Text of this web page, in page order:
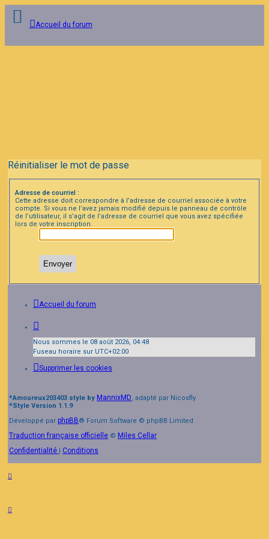
Accueil du forum
Réinitialiser le mot de passe
Adresse de courriel :
Cette adresse doit correspondre à l’adresse de courriel associée à votre
compte. Si vous ne l’avez jamais modifié depuis le panneau de contrôle
de l’utilisateur, il s’agit de l’adresse de courriel que vous avez spécifiée
lors de votre inscription.
Accueil du forum
Nous sommes le 08 août 2026, 04:48
Fuseau horaire sur UTC+02:00
Supprimer les cookies
*Amoureux203403 style by MannixMD, adapté par Nicosfly
*Style Version 1.1.9
Développé par phpBB® Forum Software © phpBB Limited
Traduction française officielle © Miles Cellar
Confidentialité
Conditions